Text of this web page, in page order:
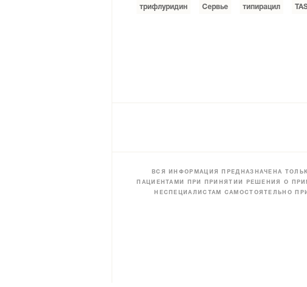
трифлуридин Сервье типирацил
ВСЯ ИНФОРМАЦИЯ ПРЕДНАЗНАЧЕНА
ПАЦИЕНТАМИ ПРИ ПРИНЯТИИ РЕШЕНИЯ О
НЕСПЕЦИАЛИСТАМ САМОСТОЯТЕЛЬНО